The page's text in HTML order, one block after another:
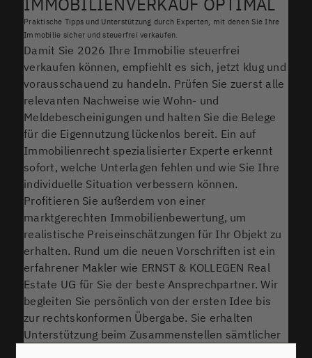
Praktische Tipps und Unterstützung durch Experten, mit denen Sie Ihre
Immobilie sicher und steuerfrei verkaufen.
Damit Sie 2026 Ihre Immobilie steuerfrei
verkaufen können, empfiehlt es sich, jetzt klug und
vorausschauend zu handeln. Prüfen Sie zuerst alle
relevanten Nachweise wie Wohn- und
Meldebescheinigungen und halten Sie die Belege
für die Eigennutzung lückenlos bereit. Ein auf
Immobilienrecht spezialisierter Experte erkennt
sofort, welche Unterlagen fehlen und wie Sie Ihre
individuelle Situation verbessern können.
Profitieren Sie außerdem von einer
marktgerechten Immobilienbewertung, um
realistische Preiseinschätzungen für Ihr Objekt zu
erhalten. Rund um die neuen Vorschriften ist ein
erfahrener Makler wie ERNST & KOLLEGEN Real
Estate UG für Sie der beste Ansprechpartner. Wir
begleiten Sie persönlich von der ersten Idee bis
zur rechtskonformen Übergabe. Sie erhalten
Unterstützung beim Zusammenstellen sämtlicher